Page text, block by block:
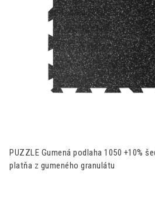
Moja objednávka
PUZZLE Gumená podlaha 1050 +10%
platňa z gumeného granulátu